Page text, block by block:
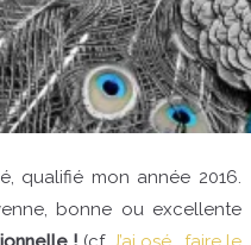
qualifié mon année 2016.
bonne ou excellente